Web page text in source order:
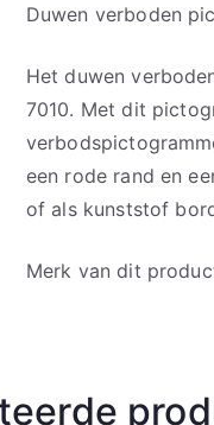
Duwen verboden
Het duwen
7010. Met dit
een rode rand en
of als kunststof
Merk van dit